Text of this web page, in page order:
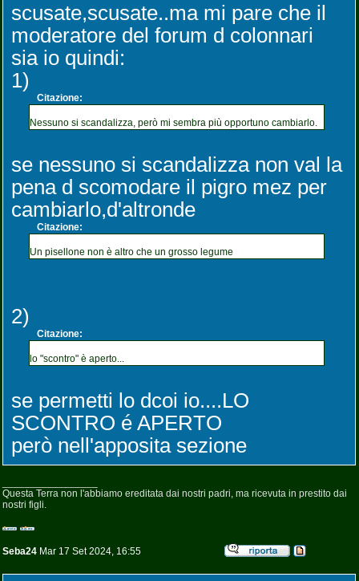
scusate,scusate..ma mi pare che il
moderatore del forum d colonnari
sia io quindi:
1)
Citazione:
Nessuno si scandalizza, però mi sembra più opportuno cambiarlo.
se nessuno si scandalizza non val la
pena d scomodare il pigro mez per
cambiarlo,d'altronde
Citazione:
Un pisellone non è altro che un grosso legume
2)
Citazione:
lo "scontro" è aperto...
se permetti lo dcoi io....LO
SCONTRO é APERTO
però nell'apposita sezione
Questa Terra non l'abbiamo ereditata dai nostri padri, ma ricevuta in prestito dai
nostri figli.
Seba24 Mar 17 Set 2024, 16:55